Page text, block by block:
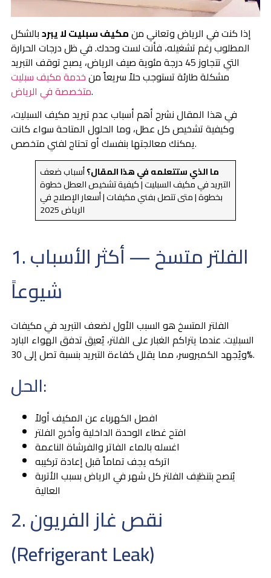
إذا كنت في الرياض وتعاني منمكيف سبليت لا يبردبالشكل
المطلوب رغم تشغيله، فأنت لست وحدك. في ظل درجات الحرارة
التي تتجاوز 45 درجة مئوية صيف الرياض، يصبح توقف التبريد
مشكلة طارئة تستوجب حلاً سريعاً منخدمة مكيف سبليت
متخصصة في الرياض.
في هذا المقال نشرح أهم أسباب عدم تبريد مكيف السبليت،
وكيفية تشخيص كل عطل، وما الحلول المتاحة سواء كانت
يمكنك معالجتها بنفسك أو تحتاج لفني متخصص.
ما الذي ستتعلمه في هذا المقال؟أسباب ضعف
التبريد في مكيف السبليت | كيفية تشخيص العطل خطوة
بخطوة | متى تتصل بفني مكيفات | أسعار الإصلاح في
الرياض 2025
1. الفلتر متسخ — أكثر الأسباب
شيوعاً
الفلتر المتسخ هو السبب الأول لضعف التبريد في مكيفات
السبليت. عندما يتراكم الغبار على الفلتر، يُعيق تدفق الهواء البارد
ويُجهد الكمبروسر، مما يقلل كفاءة التبريد بنسبة تصل إلى 30%.
الحل:
افصل الكهرباء عن المكيف أولاً
افتح غطاء الوحدة الداخلية وأخرج الفلتر
اغسله بالماء الفاتر والفرشاة الناعمة
اتركه يجف تماماً قبل إعادة تركيبه
يُنصح بتنظيف الفلتر كل شهر في الرياض بسبب الأتربة
العالية
2. نقص غاز الفريون
(Refrigerant Leak)